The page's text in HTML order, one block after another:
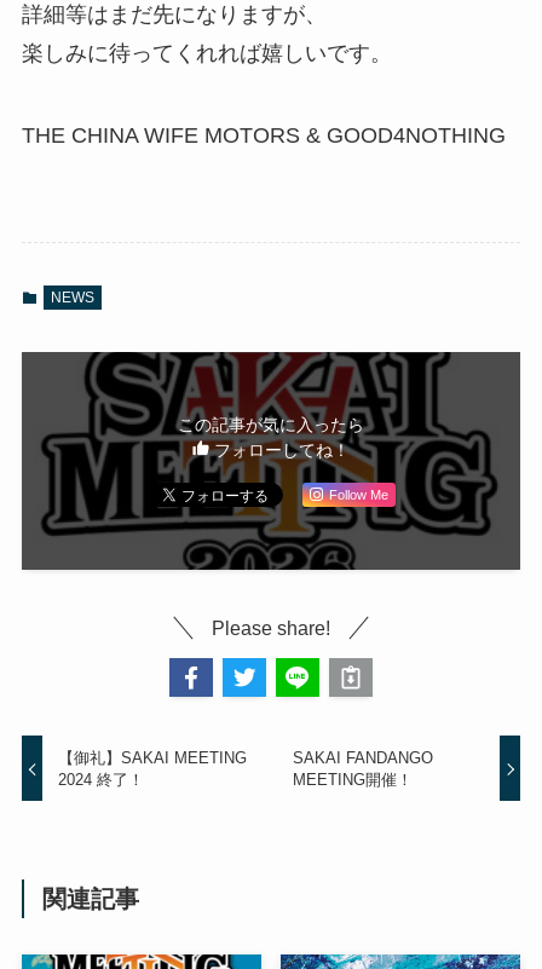
詳細等はまだ先になりますが、
楽しみに待ってくれれば嬉しいです。
THE CHINA WIFE MOTORS & GOOD4NOTHING
NEWS
この記事が気に入ったら
フォローしてね！
Follow Me
Please share!
【御礼】SAKAI MEETING
2024 終了！
SAKAI FANDANGO
MEETING開催！
関連記事